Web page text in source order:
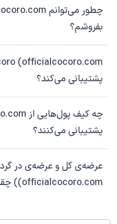
بفروشم؟
پشتیبانی می‌کند؟
پشتیبانی می‌کنند؟
(officialcocoro.com) چقدر است؟